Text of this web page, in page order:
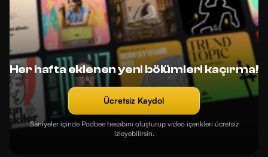
Her hafta eklenen yeni bölümleri kaçırma!
Ücretsiz Kaydol
Saniyeler içinde Podbee hesabını oluşturup video içerikleri ücretsiz
izleyebilirsin.